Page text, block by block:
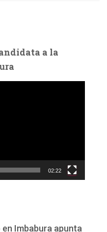
a la
02:22
Imbabura apunta